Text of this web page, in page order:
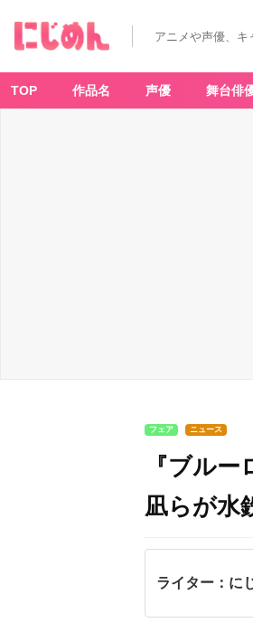
アニメや声優、キ
TOP 作品名 声優 舞台俳
フェア ニュース
『ブル
凪らが水
ライター：に